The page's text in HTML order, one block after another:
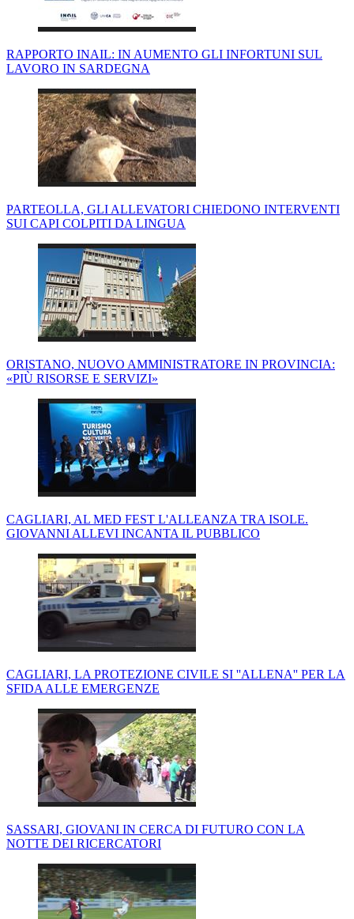
RAPPORTO INAIL: IN AUMENTO GLI INFORTUNI SUL
LAVORO IN SARDEGNA
PARTEOLLA, GLI ALLEVATORI CHIEDONO INTERVENTI
SUI CAPI COLPITI DA LINGUA
ORISTANO, NUOVO AMMINISTRATORE IN PROVINCIA:
«PIÙ RISORSE E SERVIZI»
CAGLIARI, AL MED FEST L'ALLEANZA TRA ISOLE.
GIOVANNI ALLEVI INCANTA IL PUBBLICO
CAGLIARI, LA PROTEZIONE CIVILE SI ''ALLENA'' PER LA
SFIDA ALLE EMERGENZE
SASSARI, GIOVANI IN CERCA DI FUTURO CON LA
NOTTE DEI RICERCATORI